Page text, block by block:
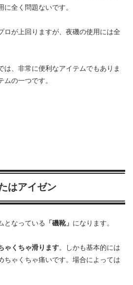
に全く問題ないです。
ロが上回りますが、夜磯の使用には全
は、非常に便利なアイテムでもありま
の一つです。
はアイゼン
となっている 「磯靴」 になります。
ゃくちゃ滑ります。しかも基本的には
ちゃくちゃ痛いです。場合によっては